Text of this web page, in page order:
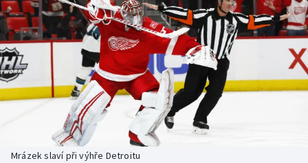
DALŠÍ SPORTY
Americký fotbal
Baseball a softbal
Basketbal
Biatlon
NEPŘEHLÉDNĚTE
Soutěže
Historické návraty
Aplikace ČT sport
Mrázek slaví při výhře Detroitu